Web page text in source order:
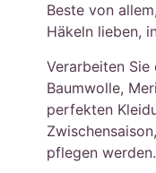
Beste von
Häkeln lieben,
Verarbeiten
Baumwolle,
perfekten
pflegen werden.